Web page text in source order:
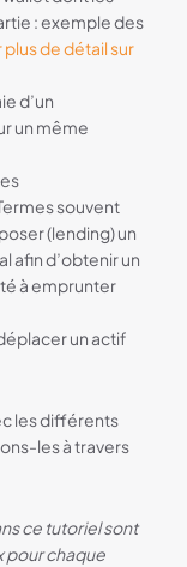
: exemple des
plus de détail sur
d’un
un même
souvent
(lending) un
afin d’obtenir un
à emprunter
un actif
les différents
les à travers
ce tutoriel sont
pour chaque